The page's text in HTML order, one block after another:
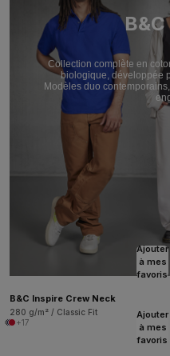
Collection complète en
biologique, développée
Modèles duo
Ajouter
à mes
favoris
B&C Inspire Crew Neck
280 g/m² / Classic Fit
+17
Ajouter
à mes
favoris